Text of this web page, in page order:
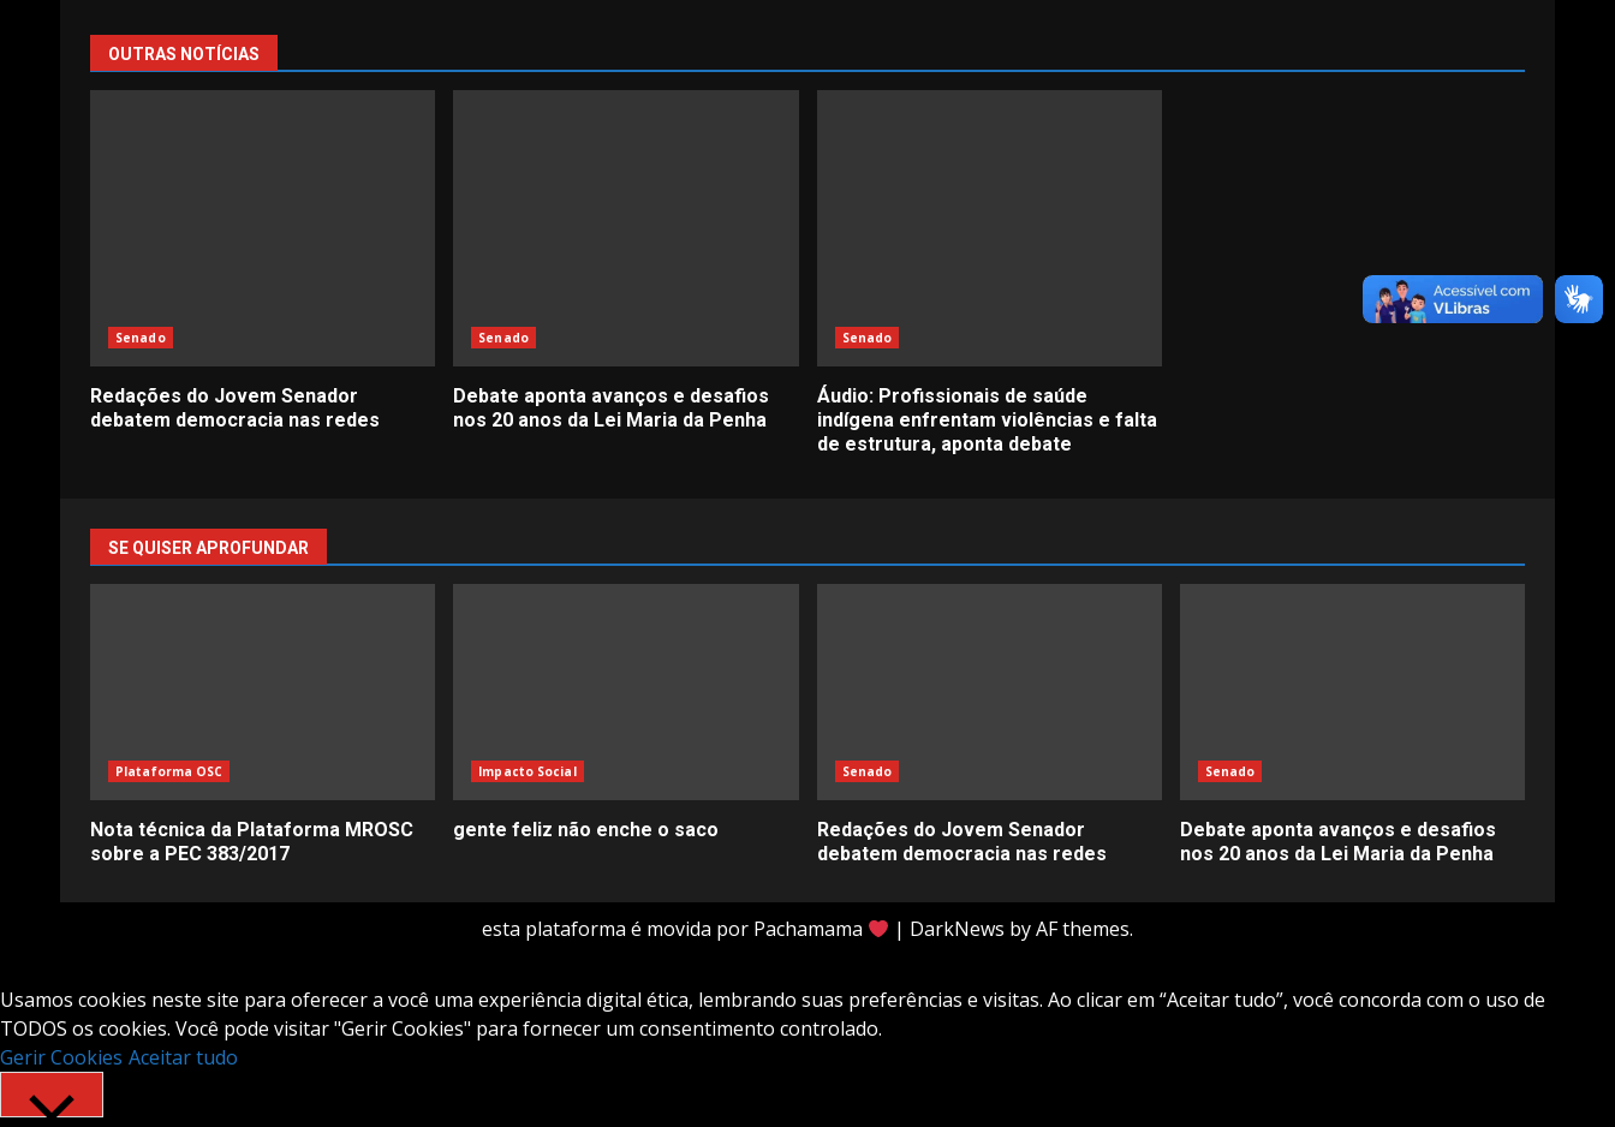
OUTRAS NOTÍCIAS
Senado
Redações do Jovem Senador
debatem democracia nas redes
Senado
Debate aponta avanços e desafios
nos 20 anos da Lei Maria da Penha
Senado
Áudio: Profissionais de saúde
indígena enfrentam violências e falta
de estrutura, aponta debate
SE QUISER APROFUNDAR
Plataforma OSC
Nota técnica da Plataforma MROSC
sobre a PEC 383/2017
Impacto Social
gente feliz não enche o saco
Senado
Redações do Jovem Senador
debatem democracia nas redes
Senado
Debate aponta avanços e desafios
nos 20 anos da Lei Maria da Penha
esta plataforma é movida por Pachamama | DarkNews by AF themes.
Usamos cookies neste site para oferecer a você uma experiência digital ética, lembrando suas preferências e visitas. Ao clicar em “Aceitar tudo”, você concorda com o uso de
TODOS os cookies. Você pode visitar "Gerir Cookies" para fornecer um consentimento controlado.
Gerir Cookies Aceitar tudo